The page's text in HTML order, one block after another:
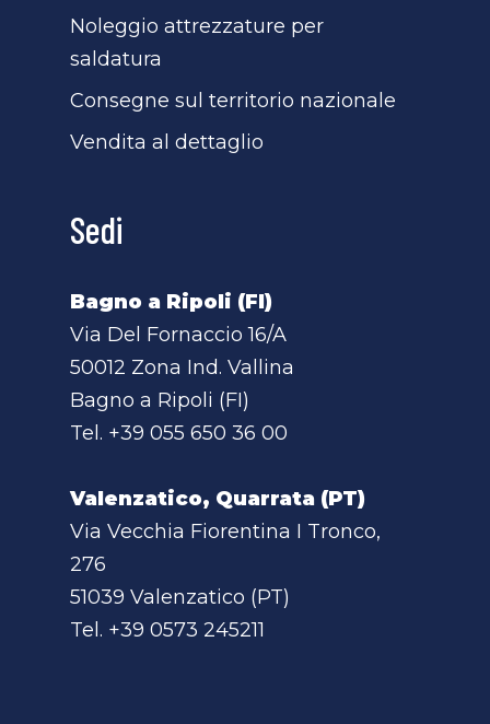
Noleggio attrezzature per
saldatura
Consegne sul territorio nazionale
Vendita al dettaglio
Sedi
Bagno a Ripoli (FI)
Via Del Fornaccio 16/A
50012 Zona Ind. Vallina
Bagno a Ripoli (FI)
Tel. +39 055 650 36 00
Valenzatico, Quarrata (PT)
Via Vecchia Fiorentina I Tronco,
276
51039 Valenzatico (PT)
Tel. +39 0573 245211